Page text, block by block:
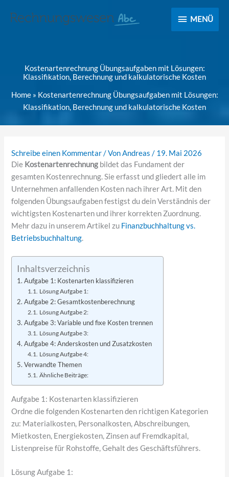
MENÜ
MENÜ
Kostenartenrechnung Übungsaufgaben mit Lösungen:
Klassifikation, Berechnung und kalkulatorische Kosten
Home » Kostenartenrechnung Übungsaufgaben mit Lösungen:
Klassifikation, Berechnung und kalkulatorische Kosten
Schreibe einen Kommentar / VonAndreas/ 19. Mai 2026
Die Kostenartenrechnung bildet das Fundament der
gesamten Kostenrechnung. Sie erfasst und gliedert alle im
Unternehmen anfallenden Kosten nach ihrer Art. Mit den
folgenden Übungsaufgaben festigst du dein Verständnis der
wichtigsten Kostenarten und ihrer korrekten Zuordnung.
Mehr dazu in unserem Artikel zu Finanzbuchhaltung vs.
Betriebsbuchhaltung.
Inhaltsverzeichnis
Aufgabe 1: Kostenarten klassifizieren
Lösung Aufgabe 1:
Aufgabe 2: Gesamtkostenberechnung
Lösung Aufgabe 2:
Aufgabe 3: Variable und fixe Kosten trennen
Lösung Aufgabe 3:
Aufgabe 4: Anderskosten und Zusatzkosten
Lösung Aufgabe 4:
Verwandte Themen
Ähnliche Beiträge:
Aufgabe 1: Kostenarten klassifizieren
Ordne die folgenden Kostenarten den richtigen Kategorien
zu: Materialkosten, Personalkosten, Abschreibungen,
Mietkosten, Energiekosten, Zinsen auf Fremdkapital,
Listenpreise für Rohstoffe, Gehalt des Geschäftsführers.
Lösung Aufgabe 1: